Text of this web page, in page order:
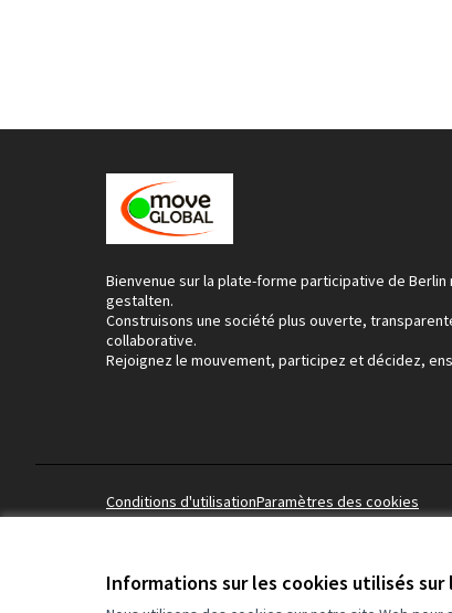
Informations sur les cookies utilisés sur
Bienvenue sur la plate-forme participative de Berlin
gestalten.
Construisons une société plus ouverte,
collaborative.
Rejoignez le mouvement, participez et décidez,
Conditions d'utilisationParamètres des cookies
(Lien externe)